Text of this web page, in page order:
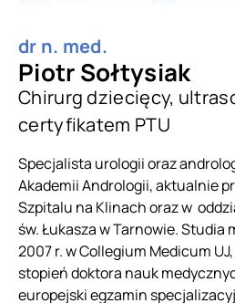
dr n. med.
Piotr Sołtysiak
Chirurg dziecięcy,
certyfikatem PTU
Specjalista urologii oraz
Akademii Andrologii, aktualnie
Szpitalu na Klinach oraz w
św. Łukasza w Tarnowie. Studia
2007 r. w Collegium Medicum
stopień doktora nauk
europejski egzamin